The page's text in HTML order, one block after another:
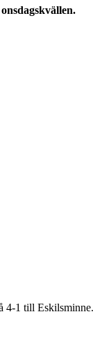
4-1 till Eskilsminne.